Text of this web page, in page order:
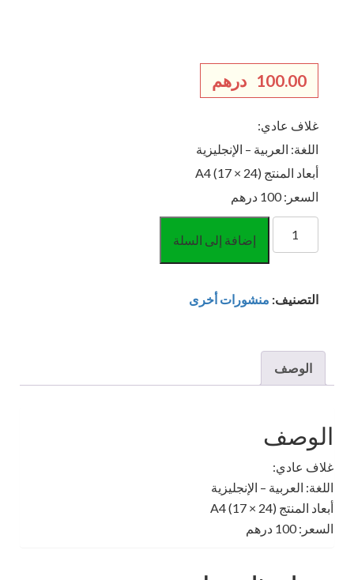
درهم 100.00
غلاف عادي:
اللغة: العربية – الإنجليزية
أبعاد المنتج A4 (17 × 24)
السعر: 100 درهم
إضافة إلى السلة
التصنيف: منشورات أخرى
الوصف
الوصف
غلاف عادي:
اللغة: العربية – الإنجليزية
أبعاد المنتج A4 (17 × 24)
السعر: 100 درهم